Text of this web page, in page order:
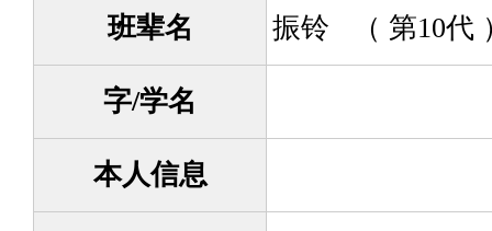
班辈名 振铃 （ 第10代
字/学名
本人信息